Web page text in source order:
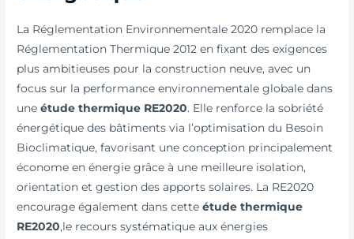
La Réglementation Environnementale 2020 remplace la
Réglementation Thermique 2012 en fixant des exigences
plus ambitieuses pour la construction neuve, avec un
focus sur la performance environnementale globale dans
uneétude thermique RE2020. Elle renforce la sobriété
énergétique des bâtiments via l’optimisation du Besoin
Bioclimatique, favorisant une conception principalement
économe en énergie grâce à une meilleure isolation,
orientation et gestion des apports solaires. La RE2020
encourage également dans cetteétude thermique
RE2020,le recours systématique aux énergies